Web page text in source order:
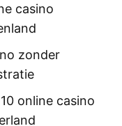
casino
zonder
online casino